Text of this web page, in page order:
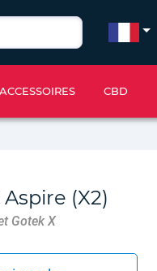
ACCESSOIRES CBD
(X2)
Gotek X